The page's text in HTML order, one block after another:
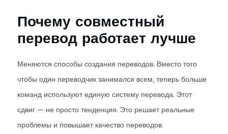
Почему совместный
перевод работает лучше
Меняются способы создания переводов. Вместо того
чтобы один переводчик занимался всем, теперь больше
команд используют единую систему перевода. Этот
сдвиг — не просто тенденция. Это решает реальные
проблемы и повышает качество переводов.